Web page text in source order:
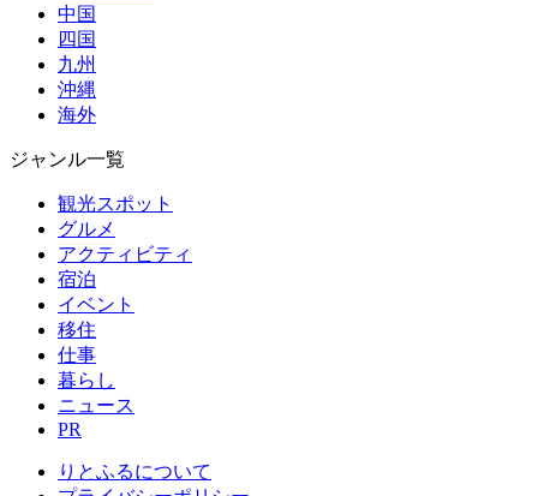
中国
四国
九州
沖縄
海外
ジャンル一覧
観光スポット
グルメ
アクティビティ
宿泊
イベント
移住
仕事
暮らし
ニュース
PR
りとふるについて